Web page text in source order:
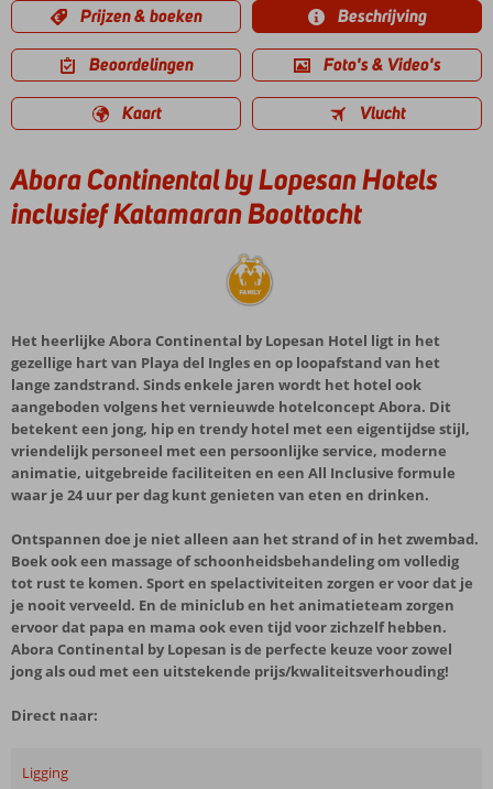
Prijzen & boeken Beschrijving
Beoordelingen Foto's & Video's
Kaart Vlucht
Abora Continental by Lopesan Hotels
inclusief Katamaran Boottocht
Het heerlijke Abora Continental by Lopesan Hotel ligt in het
gezellige hart van Playa del Ingles en op loopafstand van het
lange zandstrand. Sinds enkele jaren wordt het hotel ook
aangeboden volgens het vernieuwde hotelconcept Abora. Dit
betekent een jong, hip en trendy hotel met een eigentijdse stijl,
vriendelijk personeel met een persoonlijke service, moderne
animatie, uitgebreide faciliteiten en een All Inclusive formule
waar je 24 uur per dag kunt genieten van eten en drinken.
Ontspannen doe je niet alleen aan het strand of in het zwembad.
Boek ook een massage of schoonheidsbehandeling om volledig
tot rust te komen. Sport en spelactiviteiten zorgen er voor dat je
je nooit verveeld. En de miniclub en het animatieteam zorgen
ervoor dat papa en mama ook even tijd voor zichzelf hebben.
Abora Continental by Lopesan is de perfecte keuze voor zowel
jong als oud met een uitstekende prijs/kwaliteitsverhouding!
Direct naar:
Ligging